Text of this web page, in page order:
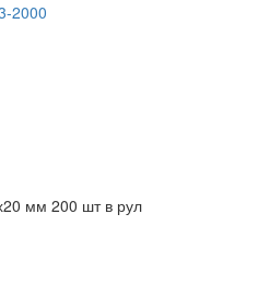
2000
мм 200 шт в рул